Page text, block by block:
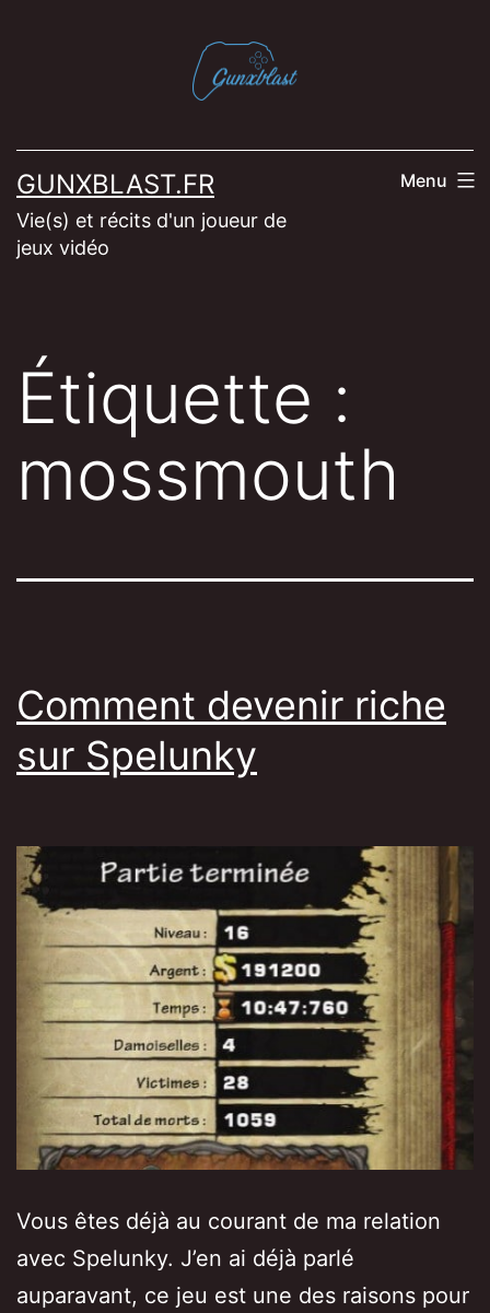
GUNXBLAST.FR
Vie(s) et récits d'un joueur de
jeux vidéo
Menu
Étiquette :
mossmouth
Comment devenir riche
sur Spelunky
Vous êtes déjà au courant de ma relation
avec Spelunky. J’en ai déjà parlé
auparavant, ce jeu est une des raisons pour